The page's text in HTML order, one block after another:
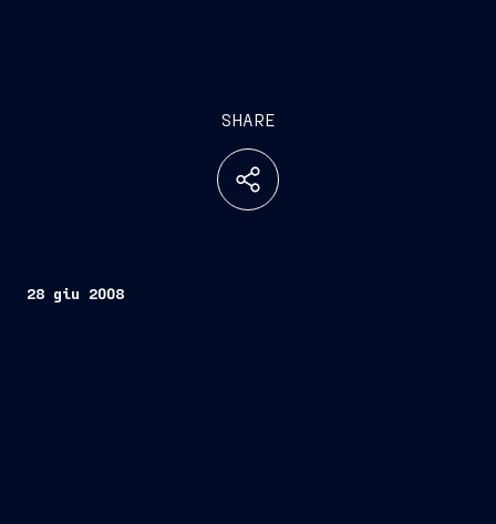
SHARE
28 giu 2008